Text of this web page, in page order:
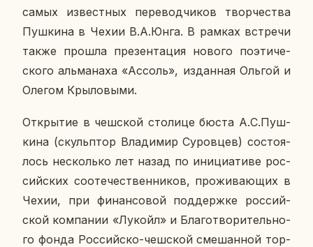
самых из­вест­ных пе­ре­вод­чи­ков твор­че­ства
Пуш­ки­на в Чехии В.А.Юнга. В рамках встре­чи
также прошла пре­зен­та­ция нового по­э­ти­че­
ско­го аль­ма­на­ха «Ассоль», из­дан­ная Ольгой и
Олегом Кры­ло­вы­ми.
От­кры­тие в чеш­ской сто­ли­це бюста А.С.Пуш­
ки­на (скуль­птор Вла­ди­мир Су­ров­цев) со­сто­я­
лось несколь­ко лет назад по ини­ци­а­ти­ве рос­
сий­ских со­оте­че­ствен­ни­ков, про­жи­ва­ю­щих в
Чехии, при фи­нан­со­вой под­держ­ке рос­сий­
ской ком­па­нии «Лукойл» и Бла­го­тво­ри­тель­но­
го фонда Рос­сий­ско-чеш­ской сме­шан­ной тор­